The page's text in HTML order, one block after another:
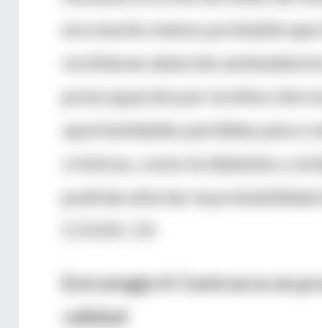
era mucho menos probable que
recibieran atención
preocupación por la infección
oportunidades perdidas para
crónicas, como la diabetes y la
podrían afectar la probabilidad
Estrategia 4: Centrarse en
calidad